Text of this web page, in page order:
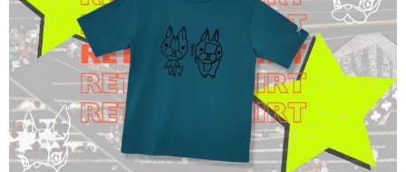
每筆NT$120，滿NT$1,000(含以上)免運費
離島宅配
每筆NT$120，滿NT$1,000(含以上)免運費
自取
免運費
國家/地區配送 查看運費